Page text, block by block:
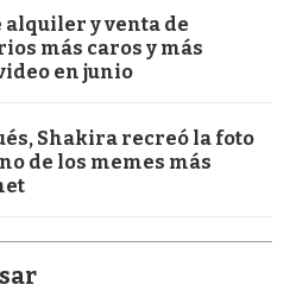
alquiler y venta de
más caros y más
en junio
Shakira recreó la foto
de los memes más